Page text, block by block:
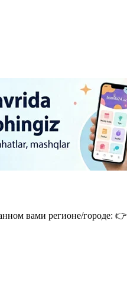
вами регионе/городе: 👉